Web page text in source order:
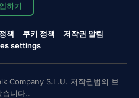
하기
책 쿠키 정책
저작권 알림
settings
S.L.U. 저작권법의 보
습니다..